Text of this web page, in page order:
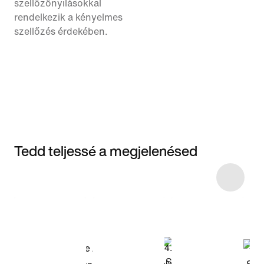
szellőzőnyílásokkal
rendelkezik a kényelmes
szellőzés érdekében.
Tedd teljessé a megjelenésed